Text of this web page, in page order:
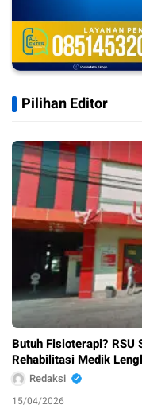
Pilihan Editor
Butuh Fisioterapi? RSU
Rehabilitasi Medik
Redaksi
15/04/2026